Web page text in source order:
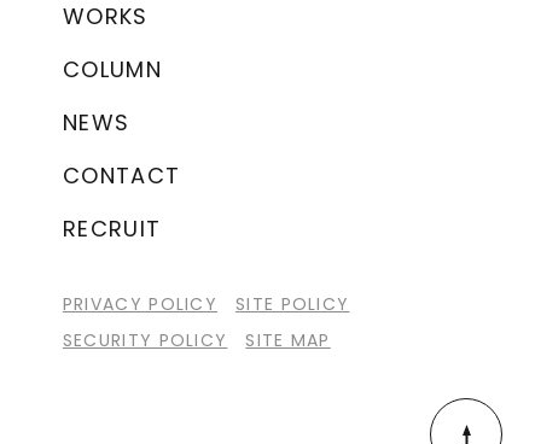
WORKS
COLUMN
NEWS
CONTACT
RECRUIT
PRIVACY POLICY
SITE POLICY
SECURITY POLICY
SITE MAP